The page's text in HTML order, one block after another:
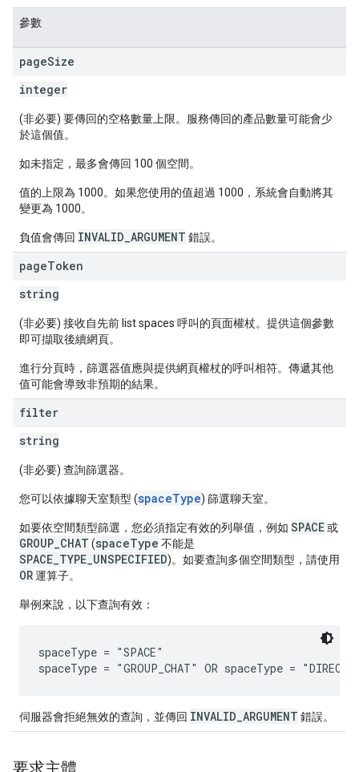
參數
pageSize
integer
(非必要) 要傳回的空格數量上限。服務傳回的產品數量可能會少
於這個值。
如未指定，最多會傳回 100 個空間。
值的上限為 1000。如果您使用的值超過 1000，系統會自動將其
變更為 1000。
負值會傳回 INVALID_ARGUMENT 錯誤。
pageToken
string
(非必要) 接收自先前 list spaces 呼叫的頁面權杖。提供這個參數
即可擷取後續網頁。
進行分頁時，篩選器值應與提供網頁權杖的呼叫相符。傳遞其他
值可能會導致非預期的結果。
filter
string
(非必要) 查詢篩選器。
您可以依據聊天室類型 (spaceType) 篩選聊天室。
如要依空間類型篩選，您必須指定有效的列舉值，例如 SPACE或
GROUP_CHAT (spaceType 不能是
SPACE_TYPE_UNSPECIFIED)。如要查詢多個空間類型，請使用
OR運算子。
舉例來說，以下查詢有效：
spaceType = "SPACE"
伺服器會拒絕無效的查詢，並傳回 INVALID_ARGUMENT 錯誤。